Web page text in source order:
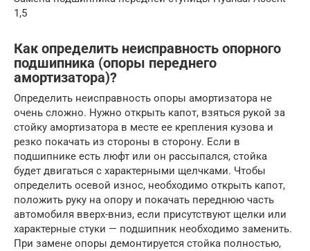
1,5
Как определить неисправность опорного
подшипника (опоры переднего
амортизатора)?
Определить неисправность опоры амортизатора не
очень сложно. Нужно открыть капот, взяться рукой за
стойку амортизатора в месте ее крепления кузова и
резко покачать из стороны в сторону. Если в
подшипнике есть люфт или он рассыпался, стойка
будет двигаться с характерными щелчками. Чтобы
определить осевой износ, необходимо открыть капот,
положить руку на опору и покачать переднюю часть
автомобиля вверх-вниз, если присутствуют щелки или
характерные стуки — подшипник необходимо заменить.
При замене опоры демонтируется стойка полностью,